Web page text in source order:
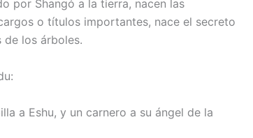
por Shangó a la tierra, nacen las
o títulos importantes, nace el secreto
de los árboles.
a Eshu, y un carnero a su ángel de la